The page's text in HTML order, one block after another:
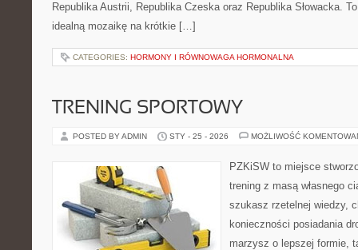
Republika Austrii, Republika Czeska oraz Republika Słowacka.
idealną mozaikę na krótkie […]
CATEGORIES: HORMONY I RÓWNOWAGA HORMONALNA
TRENING SPORTOWY
POSTED BY ADMIN STY - 25 - 2026 MOŻLIWOŚĆ
PZKiSW to miejsce
trening z masą własnego
szukasz rzetelnej wiedzy,
konieczności posiadania
marzysz o lepszej formie,